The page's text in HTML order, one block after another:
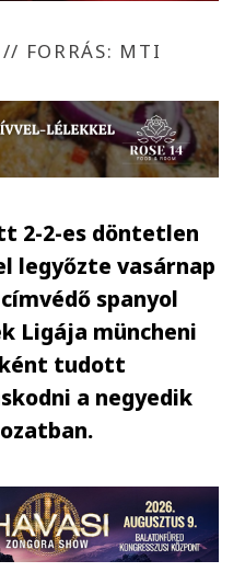
// FORRÁS: MTI
2-2-es döntetlen
legyőzte vasárnap
spanyol
Ligája müncheni
tudott
a negyedik